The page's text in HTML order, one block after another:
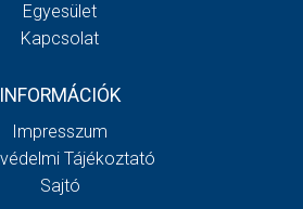
Egyesület
Kapcsolat
INFORMÁCIÓK
Impresszum
Tájékoztató
Sajtó